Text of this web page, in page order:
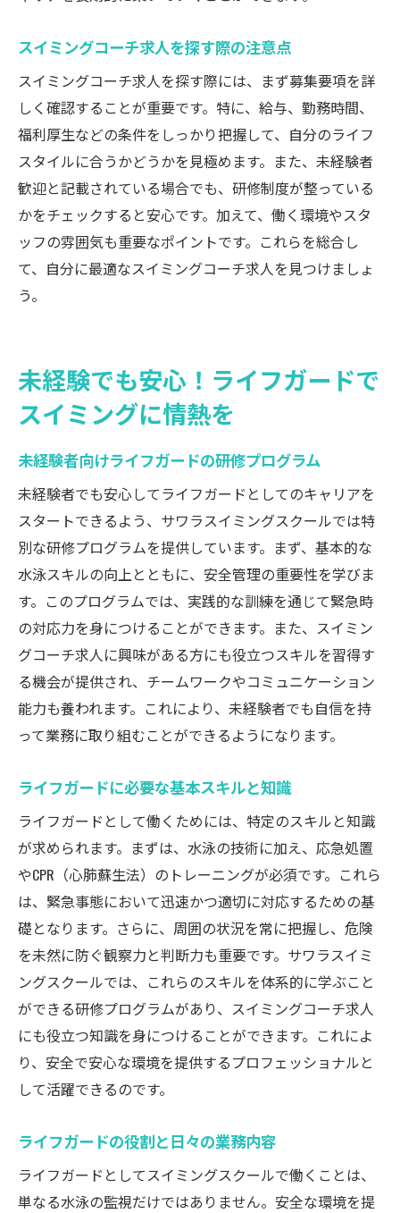
スイミングコーチが与える影響と役割
情熱を持ってスイミングを教えるスキル
スイミングコーチとしての成功体験のシェ
ア
スイミングコーチの仕事とプライベートの
両立
安全を守りながら成長するライフガード募集
ライフガードが担う安全管理の重要性
スイミングスクールにおける安全対策とプ
ロトコル
ライフガードのキャリアアップと成長機会
安全を守るスキルを磨くためのトレーニン
グ
サワラスイミングスクールで得られる経験
新たな挑戦を求める方へサワラスイミング
の魅力
スイミングスクールでのキャリア形成のサ
ポート
サワラスイミングスクールでの成長ストー
リー
新たなスキルを身につけられる環境
サワラスイミングスクールでの未来のビジ
スイミングコーチ求人を探す際の注意点
スイミングコーチ求人を探す際には、まず募集要項を詳
しく確認することが重要です。特に、給与、勤務時間、
福利厚生などの条件をしっかり把握して、自分のライフ
スタイルに合うかどうかを見極めます。また、未経験者
歓迎と記載されている場合でも、研修制度が整っている
かをチェックすると安心です。加えて、働く環境やスタ
ッフの雰囲気も重要なポイントです。これらを総合し
て、自分に最適なスイミングコーチ求人を見つけましょ
う。
未経験でも安心！ライフガードで
スイミングに情熱を
未経験者向けライフガードの研修プログラム
未経験者でも安心してライフガードとしてのキャリアを
スタートできるよう、サワラスイミングスクールでは特
別な研修プログラムを提供しています。まず、基本的な
水泳スキルの向上とともに、安全管理の重要性を学びま
す。このプログラムでは、実践的な訓練を通じて緊急時
の対応力を身につけることができます。また、スイミン
グコーチ求人に興味がある方にも役立つスキルを習得す
る機会が提供され、チームワークやコミュニケーション
能力も養われます。これにより、未経験者でも自信を持
って業務に取り組むことができるようになります。
ライフガードに必要な基本スキルと知識
ライフガードとして働くためには、特定のスキルと知識
が求められます。まずは、水泳の技術に加え、応急処置
やCPR（心肺蘇生法）のトレーニングが必須です。これら
は、緊急事態において迅速かつ適切に対応するための基
礎となります。さらに、周囲の状況を常に把握し、危険
を未然に防ぐ観察力と判断力も重要です。サワラスイミ
ングスクールでは、これらのスキルを体系的に学ぶこと
ができる研修プログラムがあり、スイミングコーチ求人
にも役立つ知識を身につけることができます。これによ
り、安全で安心な環境を提供するプロフェッショナルと
して活躍できるのです。
ライフガードの役割と日々の業務内容
ライフガードとしてスイミングスクールで働くことは、
単なる水泳の監視だけではありません。安全な環境を提